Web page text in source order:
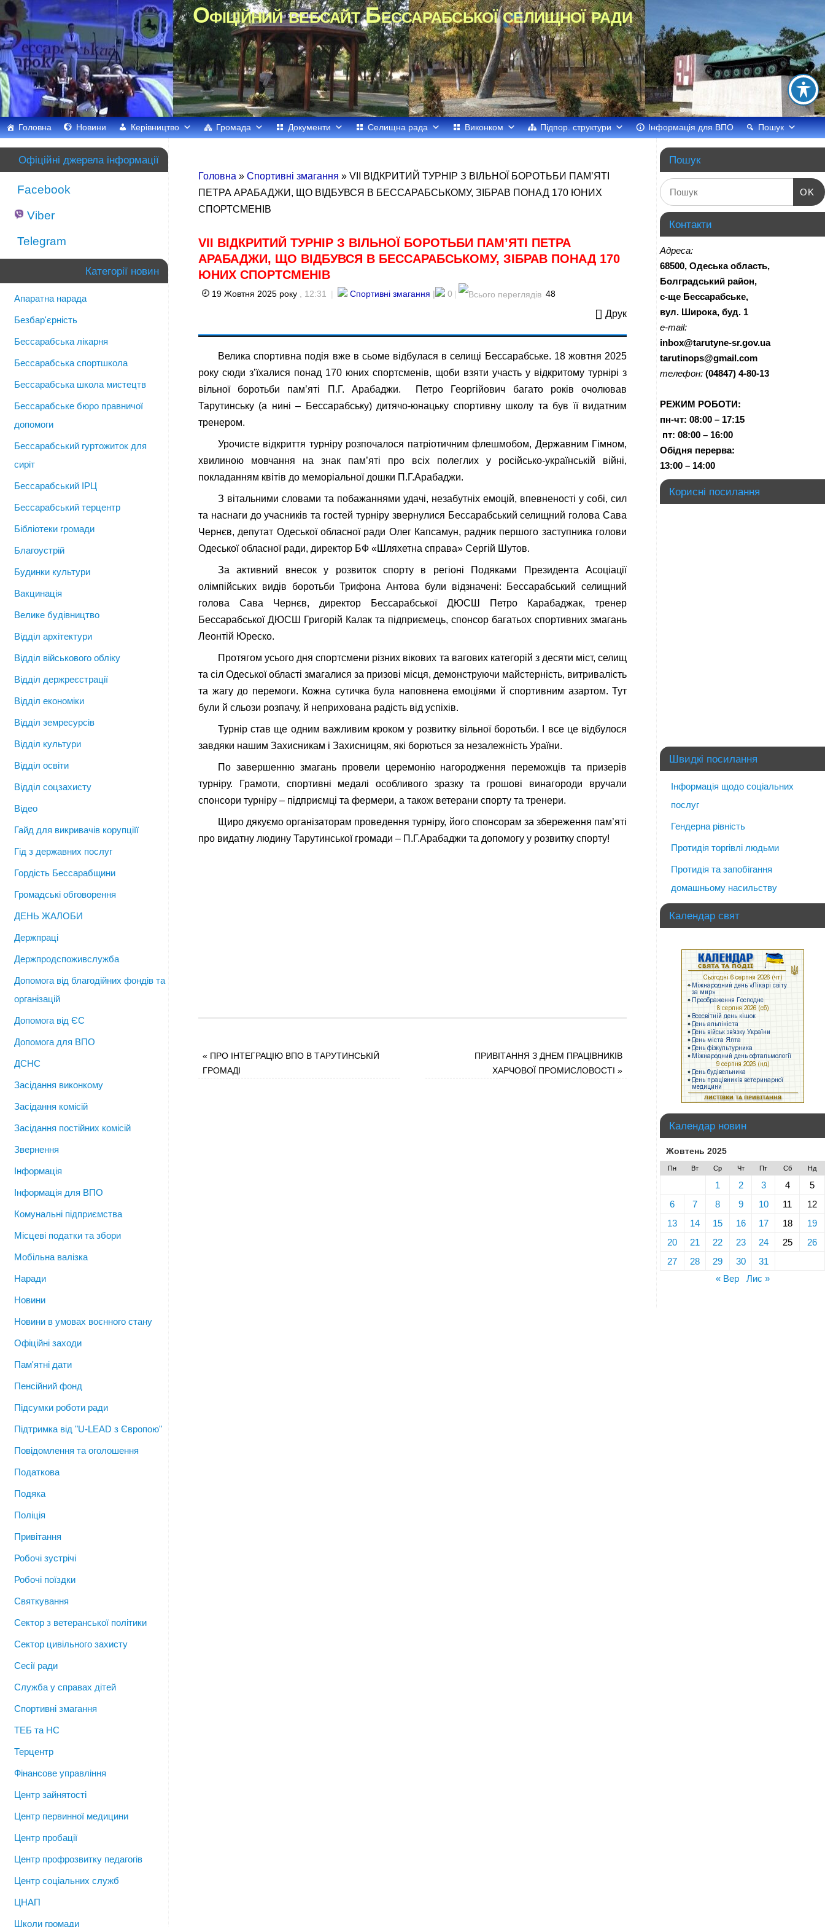
Офіційний вебсайт Бессарабської селищної ради
Головна Новини Керівництво Громада Документи Селищна рада Виконком Підпор. структури Інформація для ВПО Пошук
Головна » Спортивні змагання » VII ВІДКРИТИЙ ТУРНІР З ВІЛЬНОЇ БОРОТЬБИ ПАМ’ЯТІ
ПЕТРА АРАБАДЖИ, ЩО ВІДБУВСЯ В БЕССАРАБСЬКОМУ, ЗІБРАВ ПОНАД 170 ЮНИХ
СПОРТСМЕНІВ
VII ВІДКРИТИЙ ТУРНІР З ВІЛЬНОЇ БОРОТЬБИ ПАМ’ЯТІ ПЕТРА
АРАБАДЖИ, ЩО ВІДБУВСЯ В БЕССАРАБСЬКОМУ, ЗІБРАВ ПОНАД 170
ЮНИХ СПОРТСМЕНІВ
19 Жовтня 2025 року , 12:31 | Спортивні змагання | 0 | 48
Друк
Велика спортивна подія вже в сьоме відбулася в селищі Бессарабське. 18 жовтня 2025
року сюди з’їхалися понад 170 юних спортсменів, щоби взяти участь у відкритому турнірі з
вільної боротьби пам’яті П.Г. Арабаджи. Петро Георгійович багато років очолював
Тарутинську (а нині – Бессарабську) дитячо-юнацьку спортивну школу та був її видатним
тренером.
Урочисте відкриття турніру розпочалося патріотичним флешмобом, Державним Гімном,
хвилиною мовчання на знак пам’яті про всіх полеглих у російсько-українській війні,
покладанням квітів до меморіальної дошки П.Г.Арабаджи.
З вітальними словами та побажаннями удачі, незабутніх емоцій, впевненості у собі, сил
та наснаги до учасників та гостей турніру звернулися Бессарабський селищний голова Сава
Чернєв, депутат Одеської обласної ради Олег Капсамун, радник першого заступника голови
Одеської обласної ради, директор БФ «Шляхетна справа» Сергій Шутов.
За активний внесок у розвиток спорту в регіоні Подяками Президента Асоціації
олімпійських видів боротьби Трифона Антова були відзначені: Бессарабський селищний
голова Сава Чернєв, директор Бессарабської ДЮСШ Петро Карабаджак, тренер
Бессарабської ДЮСШ Григорій Калак та підприємець, спонсор багатьох спортивних змагань
Леонтій Юреско.
Протягом усього дня спортсмени різних вікових та вагових категорій з десяти міст, селищ
та сіл Одеської області змагалися за призові місця, демонструючи майстерність, витривалість
та жагу до перемоги. Кожна сутичка була наповнена емоціями й спортивним азартом. Тут
були й сльози розпачу, й неприхована радість від успіхів.
Турнір став ще одним важливим кроком у розвитку вільної боротьби. І все це відбулося
завдяки нашим Захисникам і Захисницям, які борються за незалежність Ураїни.
По завершенню змагань провели церемонію нагородження переможців та призерів
турніру. Грамоти, спортивні медалі особливого зразку та грошові винагороди вручали
спонсори турніру – підприємці та фермери, а також ветерани спорту та тренери.
Щиро дякуємо організаторам проведення турніру, його спонсорам за збереження пам’яті
про видатну людину Тарутинської громади – П.Г.Арабаджи та допомогу у розвитку спорту!
« ПРО ІНТЕГРАЦІЮ ВПО В ТАРУТИНСЬКІЙ
ГРОМАДІ
ПРИВІТАННЯ З ДНЕМ ПРАЦІВНИКІВ
ХАРЧОВОЇ ПРОМИСЛОВОСТІ»
Офіційні джерела інформації
Facebook
Viber
Telegram
Категорії новин
Апаратна нарада
Безбар'єрність
Бессарабська лікарня
Бессарабська спортшкола
Бессарабська школа мистецтв
Бессарабське бюро правничої
допомоги
Бессарабський гуртожиток для
сиріт
Бессарабський ІРЦ
Бессарабський терцентр
Бібліотеки громади
Благоустрій
Будинки культури
Вакцинація
Велике будівництво
Відділ архітектури
Відділ військового обліку
Відділ держреєстрації
Відділ економіки
Відділ земресурсів
Відділ культури
Відділ освіти
Відділ соцзахисту
Відео
Гайд для викривачів корупціїї
Гід з державних послуг
Гордість Бессарабщини
Громадські обговорення
ДЕНЬ ЖАЛОБИ
Держпраці
Держпродспоживслужба
Допомога від благодійних фондів та
організацій
Допомога від ЄС
Допомога для ВПО
ДСНС
Засідання виконкому
Засідання комісій
Засідання постійних комісій
Звернення
Інформація
Інформація для ВПО
Комунальні підприємства
Місцеві податки та збори
Мобільна валізка
Наради
Новини
Новини в умовах воєнного стану
Офіційні заходи
Пам'ятні дати
Пенсійний фонд
Підсумки роботи ради
Підтримка від "U-LEAD з Європою"
Повідомлення та оголошення
Податкова
Подяка
Поліція
Привітання
Робочі зустрічі
Робочі поїздки
Святкування
Сектор з ветеранської політики
Сектор цивільного захисту
Сесії ради
Служба у справах дітей
Спортивні змагання
ТЕБ та НС
Терцентр
Фінансове управління
Центр зайнятості
Центр первинної медицини
Центр пробації
Центр профрозвитку педагогів
Центр соціальних служб
ЦНАП
Школи громади
Пошук
OK
Контакти
Адреса:
68500, Одеська область,
Болградський район,
с-ще Бессарабське,
вул. Широка, буд. 1
e-mail:
inbox@tarutyne-sr.gov.ua
tarutinops@gmail.com
телефон: (04847) 4-80-13
РЕЖИМ РОБОТИ:
пн-чт: 08:00 – 17:15
пт: 08:00 – 16:00
Обідня перерва:
13:00 – 14:00
Корисні посилання
Швидкі посилання
Інформація щодо соціальних
послуг
Гендерна рівність
Протидія торгівлі людьми
Протидія та запобігання
домашньому насильству
Календар свят
Календар новин
Жовтень 2025
Пн Вт Ср Чт Пт Сб Нд
1 2 3 4
5
6
7 8 9 10 11
12
13
14 15 16 17 18
19
20
21 22 23 24 25
26
27
28 29 30
31
« Вер
Лис »